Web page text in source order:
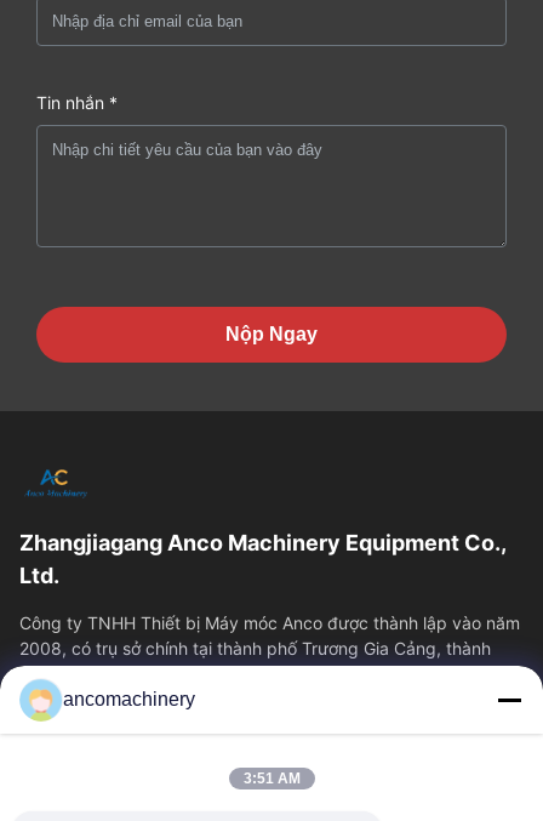
Tin nhắn *
Nộp Ngay
Zhangjiagang Anco Machinery Equipment Co.,
Ltd.
Công ty TNHH Thiết bị Máy móc Anco được thành lập vào năm
2008, có trụ sở chính tại thành phố Trương Gia Cảng, thành
phố Tô Châu, tỉnh Giang Tô....
Liên Kết Nhanh
Về Chúng Tôi
ancomachinery
3:51 AM